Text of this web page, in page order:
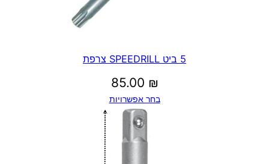
5 ביט SPEEDRILL צרפת
85.00 ₪
בחר אפשרויות